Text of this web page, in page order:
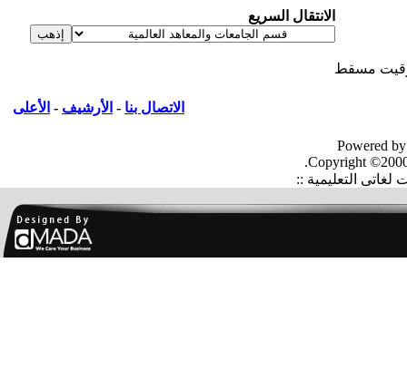
الانتقال السريع
مسقط
الاتصال بنا-الأرشيف-الأعلى
Powered
Copyright
التعليمية ::